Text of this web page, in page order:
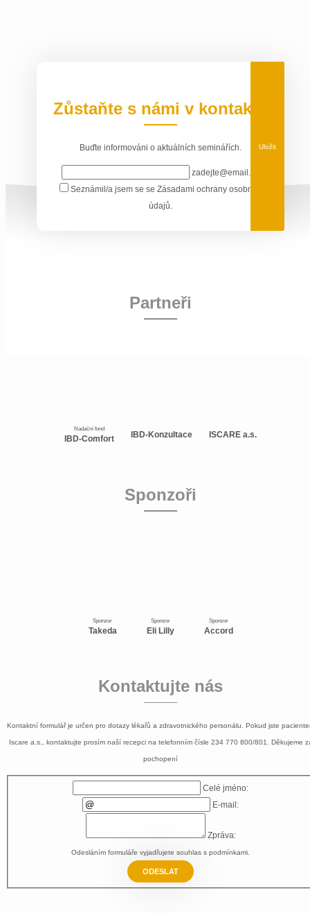
Zůstaňte s námi v kontaktu
Buďte informováni o aktuálních seminářích.
zadejte@email.cz
Uložit
Seznámil/a jsem se seZásadami ochrany osobních
údajů.
Partneři
Nadační fond
IBD-Comfort IBD-Konzultace ISCARE a.s.
Sponzoři
Sponzor
Takeda
Sponzor
Eli Lilly
Sponzor
Accord
Kontaktujte nás
Kontaktní formulář je určen pro dotazy lékařů a zdravotnického personálu. Pokud jste
Iscare a.s., kontaktujte prosím naší recepci na telefonním čísle 234 770 800/801. Děkujeme
pochopení
Celé jméno:
E-mail:
Zpráva:
Odesláním formuláře vyjadřujete souhlas s podmínkami
ODESLAT